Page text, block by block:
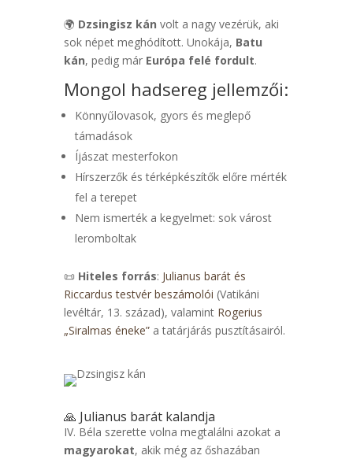
🌍 Dzsingisz kán volt a nagy vezérük, aki
sok népet meghódított. Unokája, Batu
kán, pedig már Európa felé fordult.
Mongol hadsereg jellemzői:
Könnyűlovasok, gyors és meglepő
támadások
Íjászat mesterfokon
Hírszerzők és térképkészítők előre mérték
fel a terepet
Nem ismerték a kegyelmet: sok várost
leromboltak
📜 Hiteles forrás: Julianus barát és
Riccardus testvér beszámolói (Vatikáni
levéltár, 13. század), valamint Rogerius
„Siralmas éneke”a tatárjárás pusztításairól.
🙏 Julianus barát kalandja
IV. Béla szerette volna megtalálni azokat a
magyarokat, akik még az őshazában